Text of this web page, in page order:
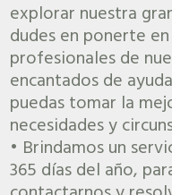
explorar nuestra
dudes en ponerte
profesionales de
encantados de
puedas tomar la
necesidades y
• Brindamos un
365 días del año,